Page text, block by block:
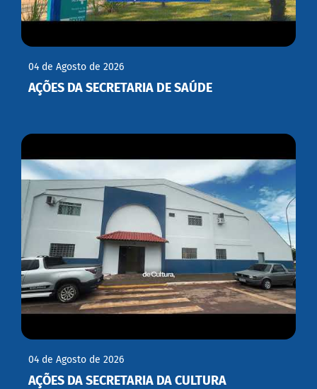
04 de Agosto de 2026
AÇÕES DA SECRETARIA DE SAÚDE
04 de Agosto de 2026
AÇÕES DA SECRETARIA DA CULTURA